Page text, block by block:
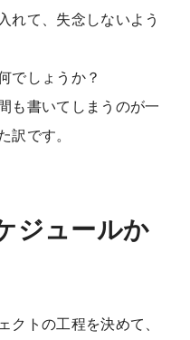
れて、失念しないよう
でしょうか？
も書いてしまうのが一
訳です。
ジュールか
クトの工程を決めて、